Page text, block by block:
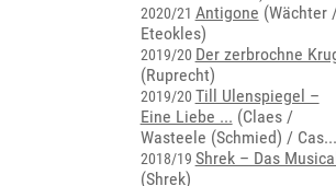
2020/21 Antigone (Wächter
Eteokles)
2019/20 Der zerbrochne
(Ruprecht)
2019/20 Till Ulenspiegel –
Eine Liebe ... (Claes /
Wasteele (Schmied) / Cas...
2018/19 Shrek – Das
(Shrek)